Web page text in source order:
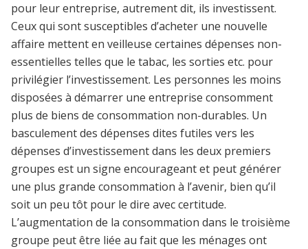
pour leur entreprise, autrement dit, ils investissent.
Ceux qui sont susceptibles d’acheter une nouvelle
affaire mettent en veilleuse certaines dépenses non-
essentielles telles que le tabac, les sorties etc. pour
privilégier l’investissement. Les personnes les moins
disposées à démarrer une entreprise consomment
plus de biens de consommation non-durables. Un
basculement des dépenses dites futiles vers les
dépenses d’investissement dans les deux premiers
groupes est un signe encourageant et peut générer
une plus grande consommation à l’avenir, bien qu’il
soit un peu tôt pour le dire avec certitude.
L’augmentation de la consommation dans le troisième
groupe peut être liée au fait que les ménages ont